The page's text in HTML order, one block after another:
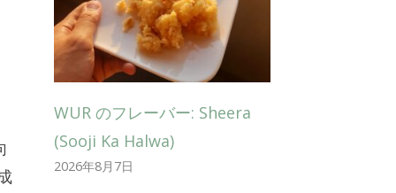
WUR のフレーバー: Sheera
(Sooji Ka Halwa)
2026年8月7日